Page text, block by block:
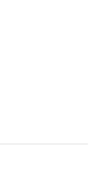
Generationen OS-
halten dein
Freude daran haben
Smartphone?
und ein